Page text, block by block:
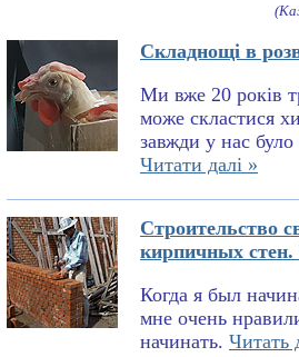
Складнощі в
Ми вже 20 років
може скластися
завжди у нас було
Читати далі »
Строительство
кирпичных стен.
Когда я был
мне очень
начинать. Читать